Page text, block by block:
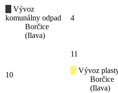
Vývoz
komunálny odpad
Borčice
(Ilava)
4
10
11
Vývoz
Borčice
(Ilava)